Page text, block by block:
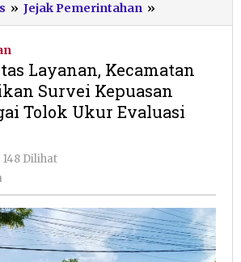
» Jejak Pemerintahan »
Kualitas
Pacitan
Jadikan
Survei
Ukur
Evaluasi
Kinerja
Layanan, Kecamatan
Survei Kepuasan
Tolok Ukur Evaluasi
148 Dilihat